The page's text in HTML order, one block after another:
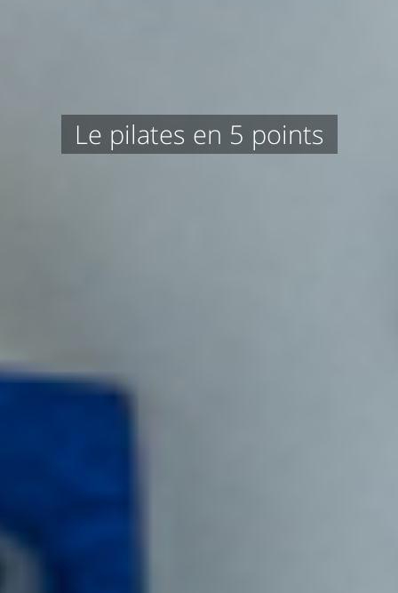
Le pilates en 5 points